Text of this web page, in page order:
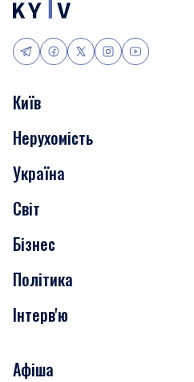
Київ
Події
Скандали
Нерухомість
Транспорт
Нерухомість
Україна
Світ
Бізнес
Політика
Інтерв'ю
Афіша